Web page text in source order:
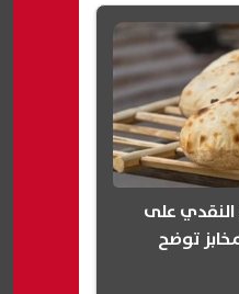
النقدي على
توضح